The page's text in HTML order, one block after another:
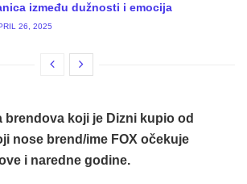
između dužnosti i emocija
26, 2025
brendova koji je Dizni kupio od
nose brend/ime FOX očekuje
i naredne godine.